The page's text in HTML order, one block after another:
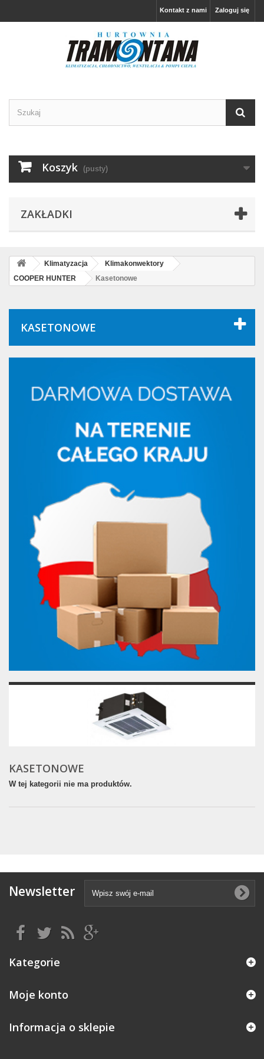
Zaloguj się
Kontakt z nami
Koszyk (pusty)
ZAKŁADKI
Klimatyzacja
Klimakonwektory
COOPER HUNTER
Kasetonowe
KASETONOWE
KASETONOWE
W tej kategorii nie ma produktów.
Newsletter
Kategorie
Moje konto
Informacja o sklepie